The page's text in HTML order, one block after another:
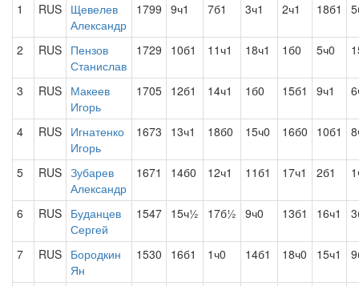
1
RUS Щевелев
Александр
1799 9ч1 7б1 3ч1 2ч1 18б1
2 RUS Пензов
Станислав
1729 10б1 11ч1 18ч1 1б0 5ч0
3 RUS Макеев
Игорь
1705 12б1 14ч1 1б0 15б1 9ч1
4 RUS Игнатенко
Игорь
1673 13ч1 18б0 15ч0 16б0 10б1
5 RUS Зубарев
Александр
1671 14б0 12ч1 11б1 17ч1 2б1
6 RUS Буданцев
Сергей
1547 15ч½ 17б½ 9ч0 13б1 16ч1
7 RUS Бородкин
Ян
1530 16б1 1ч0 14б1 18ч0 15ч1